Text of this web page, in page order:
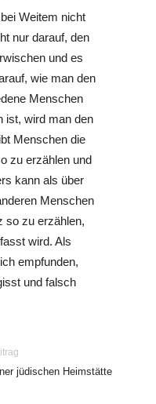
Weitem nicht
nur darauf, den
und es
wie man den
Menschen
ist, wird man den
Menschen die
zu erzählen und
kann als über
Menschen
so zu erzählen,
wird. Als
empfunden,
und falsch
jüdischen Heimstätte